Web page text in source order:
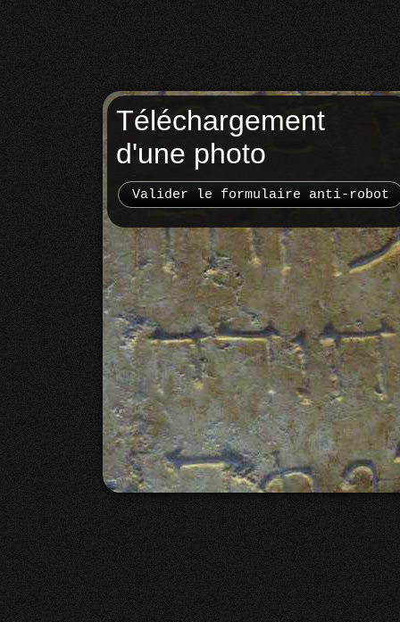
Téléchargement
d'une photo